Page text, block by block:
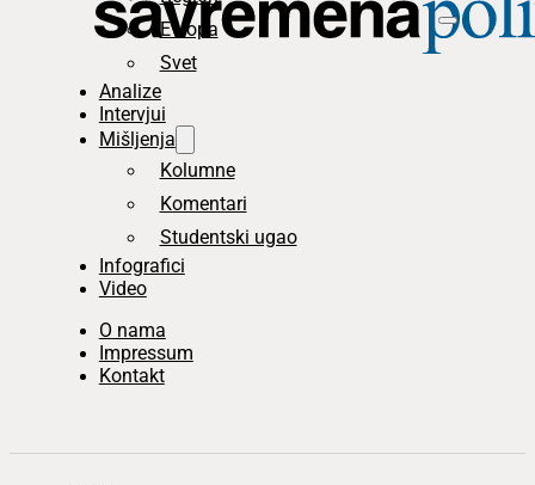
Evropa
Svet
Analize
Intervjui
Mišljenja
Kolumne
Komentari
Studentski ugao
Infografici
Video
O nama
Impressum
Kontakt